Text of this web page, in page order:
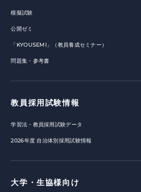
模擬試験
公開ゼミ
「KYOUSEMI」（教員養成セミナー）
問題集・参考書
教員採用試験情報
学習法・教員採用試験データ
2026年度 自治体別採用試験情報
大学・生協様向け